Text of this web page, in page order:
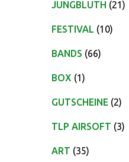
JUNGBLUTH (21)
FESTIVAL (10)
BANDS (66)
BOX (1)
GUTSCHEINE (2)
TLP AIRSOFT (3)
ART (35)